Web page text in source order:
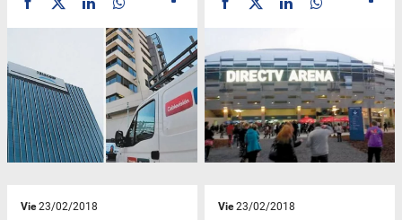
Vie23/02/2018 Vie23/02/2018